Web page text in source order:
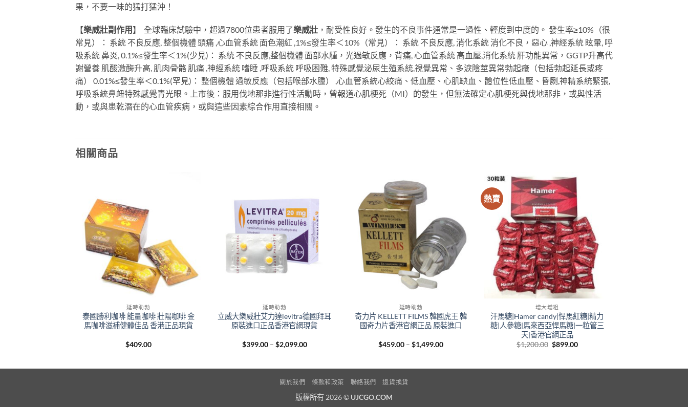
果，不要一味的猛打猛沖！
【樂威壯副作用】 全球臨床試驗中，超過7800位患者服用了樂威壯 ，耐受性良好。發生的不良事件通常是一過性、輕度到中度的。 發生率≥10%（很
常見）： 系統 不良反應, 整個機體 頭痛 ,心血管系統 面色潮紅 ,1%≤發生率＜10%（常見）： 系統 不良反應, 消化系統 消化不良，惡心 ,神經系統 眩暈, 呼
吸系統 鼻炎, 0.1%≤發生率＜1%(少見)： 系統 不良反應,整個機體 面部水腫，光過敏反應，背痛, 心血管系統 高血壓,消化系統 肝功能異常，GGTP升高代
謝營養 肌酸激酶升高, 肌肉骨骼 肌痛 ,神經系統 嗜睡 ,呼吸系統 呼吸困難, 特殊感覺泌尿生殖系統,視覺異常、多淚陰莖異常勃起癥（包括勃起延長或疼
痛） 0.01%≤發生率＜0.1%(罕見)： 整個機體 過敏反應（包括喉部水腫） ,心血管系統心絞痛、低血壓、心肌缺血、體位性低血壓、昏劂,神精系統緊張,
呼吸系統鼻衄特殊感覺青光眼。上市後：服用伐地那非進行性活動時，曾報道心肌梗死（MI）的發生，但無法確定心肌梗死與伐地那非，或與性活
動，或與患乾潛在的心血管疾病，或與這些因素綜合作用直接相關。
相關商品
延時助勃
泰國勝利咖啡 能量咖啡 壯陽咖啡 金
馬咖啡滋補健體佳品 香港正品現貨
$409.00
延時助勃
立威大樂威壯艾力達levitra德國拜耳
原裝進口正品香港官網現貨
$399.00 – $2,099.00Price
延時助勃
奇力片 KELLETT FILMS 韓國虎王 韓
國奇力片香港官網正品 原裝進口
$459.00 – $1,499.00Price
熱賣
+
增大增粗
汗馬糖|Hamer candy|悍馬紅糖|精力
糖|人參糖|馬來西亞悍馬糖|一粒管三
天|香港官網正品
$1,200.00 Original
$899.00Current
關於我們 條款和政策 聯絡我們 退貨換貨
版權所有 2026 © UJCGO.COM